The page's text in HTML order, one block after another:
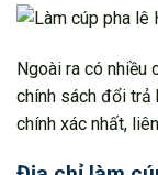
Ngoài ra có nhiều
chính sách đổi trả
chính xác nhất,